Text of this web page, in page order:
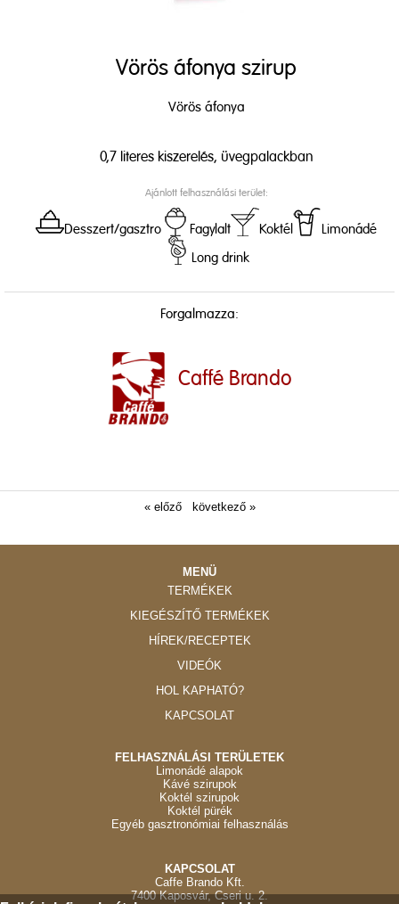
Vörös áfonya szirup
Vörös áfonya
0,7 literes kiszerelés, üvegpalackban
Ajánlott felhasználási terület:
Desszert/gasztro Fagylalt Koktél
Limonádé
Long drink
Forgalmazza:
Caffé Brando
« előző következő »
MENÜ
TERMÉKEK
KIEGÉSZÍTŐ TERMÉKEK
HÍREK/RECEPTEK
VIDEÓK
HOL KAPHATÓ?
KAPCSOLAT
FELHASZNÁLÁSI TERÜLETEK
Limonádé alapok
Kávé szirupok
Koktél szirupok
Koktél pürék
Egyéb gasztronómiai felhasználás
KAPCSOLAT
Caffe Brando Kft.
7400 Kaposvár, Cseri u. 2.